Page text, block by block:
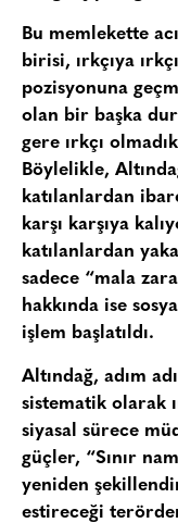
Bu memlekette
birisi, ırkçıya
pozisyonuna
olan bir başka
gere ırkçı
Böylelikle,
katılanlardan
karşı karşıya
katılanlardan
sadece “mala
hakkında ise
işlem başlatıldı.
Altındağ, adım
sistematik olarak
siyasal sürece
güçler, “Sınır
yeniden
estireceği